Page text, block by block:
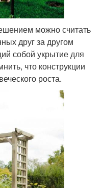
можно считать
друг за другом
собой укрытие для
что конструкции
роста.